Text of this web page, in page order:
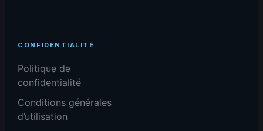
CONFIDENTIALITÉ
Politique de
confidentialité
Conditions générales
d’utilisation